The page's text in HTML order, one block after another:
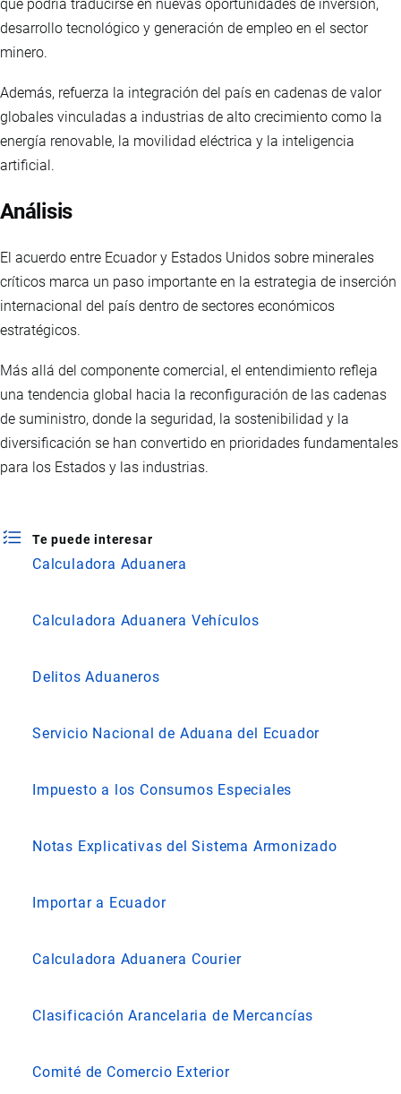
que podría traducirse en nuevas oportunidades de inversión,
desarrollo tecnológico y generación de empleo en el sector
minero.
Además, refuerza la integración del país en cadenas de valor
globales vinculadas a industrias de alto crecimiento como la
energía renovable, la movilidad eléctrica y la inteligencia
artificial.
Análisis
El acuerdo entre Ecuador y Estados Unidos sobre minerales
críticos marca un paso importante en la estrategia de inserción
internacional del país dentro de sectores económicos
estratégicos.
Más allá del componente comercial, el entendimiento refleja
una tendencia global hacia la reconfiguración de las cadenas
de suministro, donde la seguridad, la sostenibilidad y la
diversificación se han convertido en prioridades fundamentales
para los Estados y las industrias.
Te puede interesar
Calculadora Aduanera
Calculadora Aduanera Vehículos
Delitos Aduaneros
Servicio Nacional de Aduana del Ecuador
Impuesto a los Consumos Especiales
Notas Explicativas del Sistema Armonizado
Importar a Ecuador
Calculadora Aduanera Courier
Clasificación Arancelaria de Mercancías
Comité de Comercio Exterior